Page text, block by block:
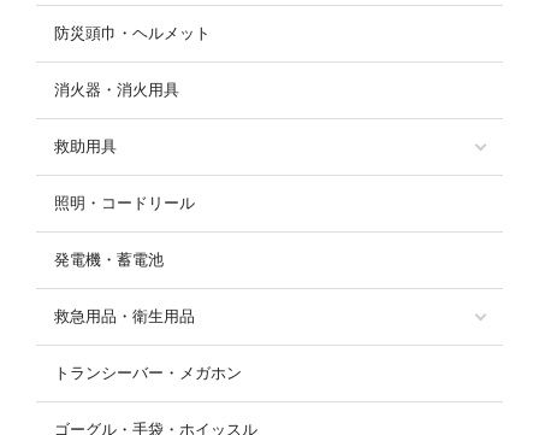
防災頭巾・ヘルメット
消火器・消火用具
救助用具
照明・コードリール
発電機・蓄電池
救急用品・衛生用品
トランシーバー・メガホン
ゴーグル・手袋・ホイッスル